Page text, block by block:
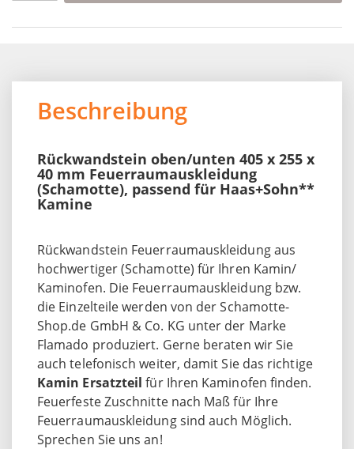
Beschreibung
Rückwandstein oben/unten 405 x 255 x
40 mm Feuerraumauskleidung
(Schamotte), passend für Haas+Sohn**
Kamine
Rückwandstein Feuerraumauskleidung aus
hochwertiger (Schamotte) für Ihren Kamin/
Kaminofen. Die Feuerraumauskleidung bzw.
die Einzelteile werden von der Schamotte-
Shop.de GmbH & Co. KG unter der Marke
Flamado produziert. Gerne beraten wir Sie
auch telefonisch weiter, damit Sie das richtige
Kamin Ersatzteil für Ihren Kaminofen finden.
Feuerfeste Zuschnitte nach Maß für Ihre
Feuerraumauskleidung sind auch Möglich.
Sprechen Sie uns an!